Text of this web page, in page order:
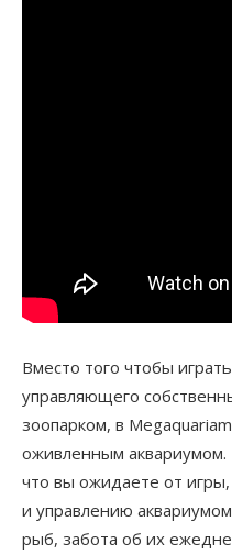
Вместо того чтобы
управляющего
зоопарком, в
оживленным аквариумом.
что вы ожидаете от
и управлению
рыб, забота об их